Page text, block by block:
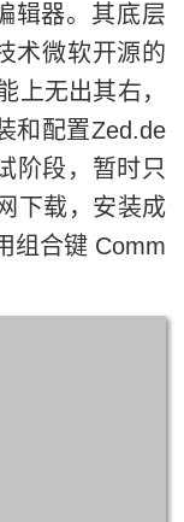
辑器。其底层
术微软开源的
上无出其右，
和配置Zed.de
段，暂时只
下载，安装成
组合键 Comm